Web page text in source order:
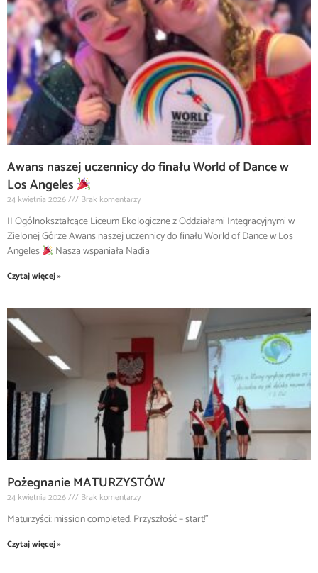
Awans naszej uczennicy do finału World of Dance w
Los Angeles
24 kwietnia 2026 Brak komentarzy
II Ogólnokształcące Liceum Ekologiczne z Oddziałami Integracyjnymi w
Zielonej Górze Awans naszej uczennicy do finału World of Dance w Los
Angeles
Nasza wspaniała Nadia
Czytaj więcej »
Pożegnanie MATURZYSTÓW
24 kwietnia 2026 Brak komentarzy
Maturzyści: mission completed. Przyszłość – start!”
Czytaj więcej »